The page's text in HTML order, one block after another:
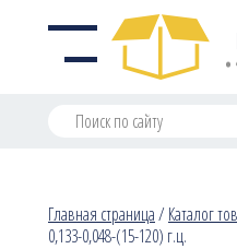
Главная страница/Каталог
0,133-0,048-(15-120) г.ц.